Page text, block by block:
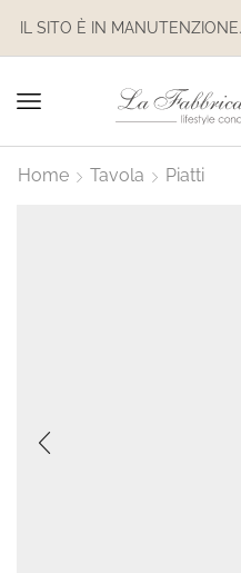
Home Tavola Piatti